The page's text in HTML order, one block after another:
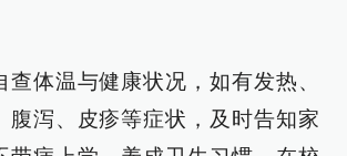
查体温与健康状况，如有发热、
腹泻、皮疹等症状，及时告知家